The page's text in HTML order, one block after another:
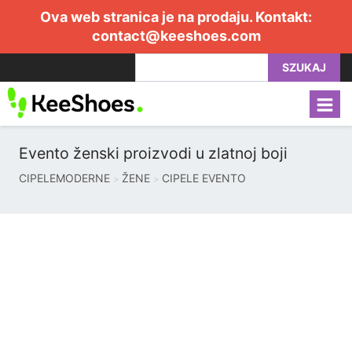
Ova web stranica je na prodaju. Kontakt:
contact@keeshoes.com
SZUKAJ
Evento ženski proizvodi u zlatnoj boji
CIPELEMODERNE ŽENE CIPELE EVENTO